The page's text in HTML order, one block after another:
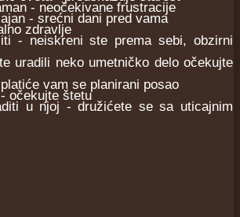
- neočekivane frustracije
- srećni dani pred vama
zdravlje
- neiskreni ste prema sebi, obzirni
uradili neko umetničko delo očekujte
vam se planirani posao
očekujte štetu
u njoj - družićete se sa uticajnim